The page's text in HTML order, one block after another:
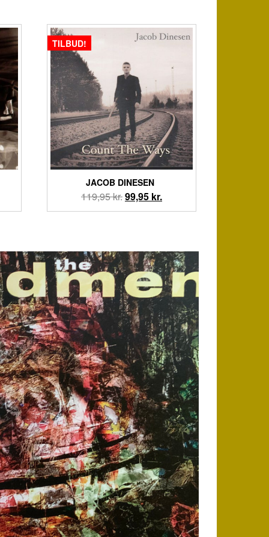
TILBUD!
JACOB DINESEN ‎
119,95kr.Den
oprindelige
119,95 kr..
99,95 kr.Den
aktuelle
99,95 kr..